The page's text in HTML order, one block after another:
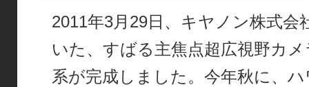
2011年3月29日、キヤノン株式会
いた、すばる主焦点超広視野カ
系が完成しました。今年秋に、